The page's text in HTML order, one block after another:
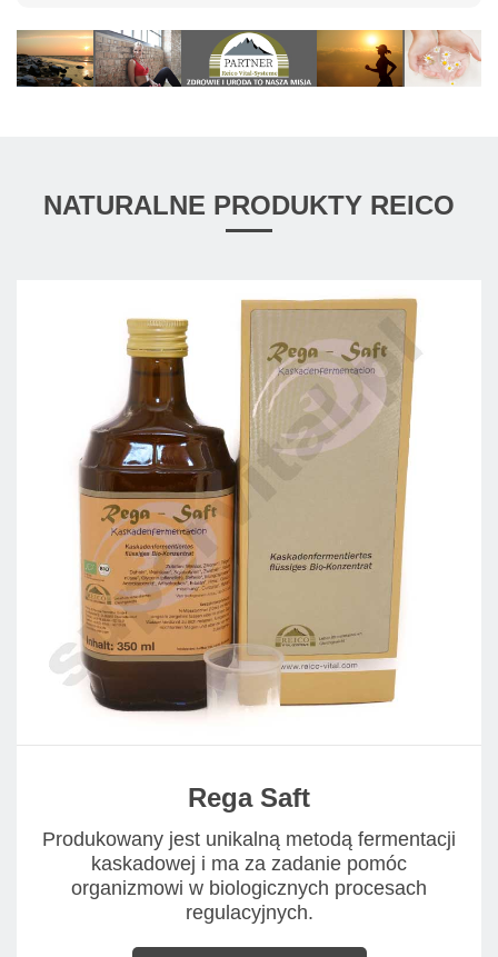
NATURALNE PRODUKTY REICO
Rega Saft
Produkowany jest unikalną metodą fermentacji
kaskadowej i ma za zadanie pomóc
organizmowi w biologicznych procesach
regulacyjnych.